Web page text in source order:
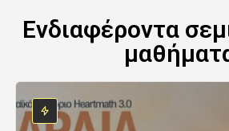
Ενδιαφέροντα